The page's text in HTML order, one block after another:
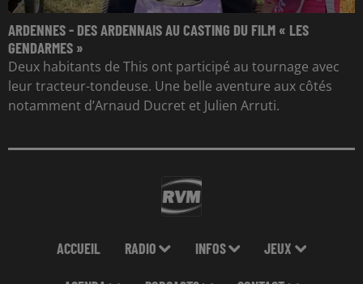
ARDENNES - DES ARDENNAIS AU CASTING DU FILM « LES
GENDARMES »
Deux habitants de This ont participé au tournage avec
leur tracteur-tondeuse. Une belle aventure aux côtés
notamment d’Arnaud Ducret et Julien Arruti.
ACCUEIL RADIO INFOS JEUX